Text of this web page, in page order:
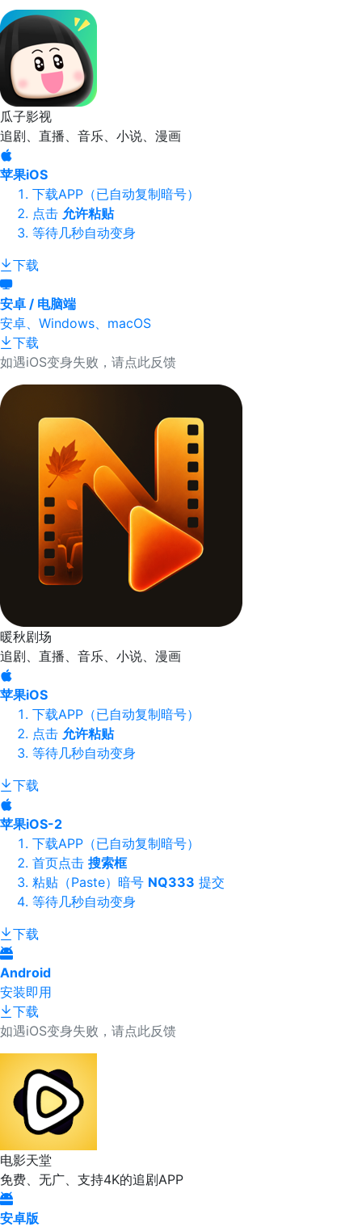
瓜子影视
追剧、直播、音乐、小说、漫画
苹果iOS
下载APP（已自动复制暗号）
点击 允许粘贴
等待几秒自动变身
下载
安卓 / 电脑端
安卓、Windows、macOS
下载
如遇iOS变身失败，请点此反馈
暖秋剧场
追剧、直播、音乐、小说、漫画
苹果iOS
下载APP（已自动复制暗号）
点击 允许粘贴
等待几秒自动变身
下载
苹果iOS-2
下载APP（已自动复制暗号）
首页点击 搜索框
粘贴（Paste）暗号 NQ333 提交
等待几秒自动变身
下载
Android
安装即用
下载
如遇iOS变身失败，请点此反馈
电影天堂
免费、无广、支持4K的追剧APP
安卓版